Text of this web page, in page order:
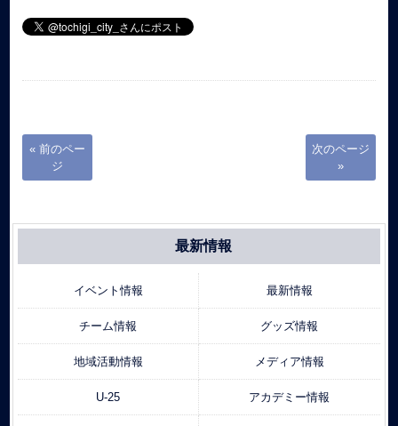
« 前のペー
ジ
次のページ
»
最新情報
イベント情報 最新情報
チーム情報 グッズ情報
地域活動情報 メディア情報
U-25 アカデミー情報